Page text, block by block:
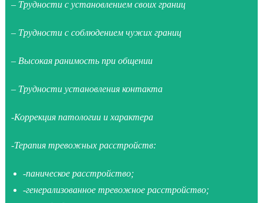
– Трудности с установлением своих границ
– Трудности с соблюдением чужих границ
– Высокая ранимость при общении
– Трудности установления контакта
-Коррекция патологии и характера
-Терапия тревожных расстройств:
-паническое расстройство;
-генерализованное тревожное расстройство;